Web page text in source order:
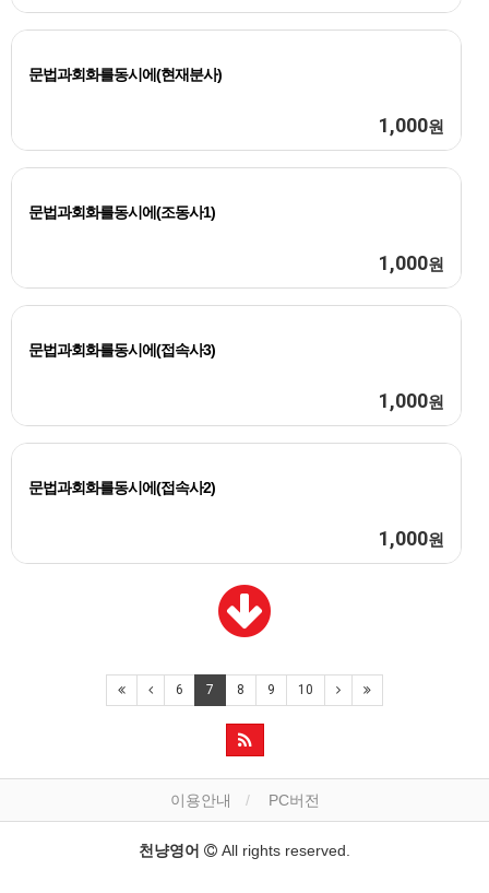
문법과회화를동시에(현재분사)
1,000원
문법과회화를동시에(조동사1)
1,000원
문법과회화를동시에(접속사3)
1,000원
문법과회화를동시에(접속사2)
1,000원
6 7 8 9 10
이용안내 PC버전
천냥영어 All rights reserved.